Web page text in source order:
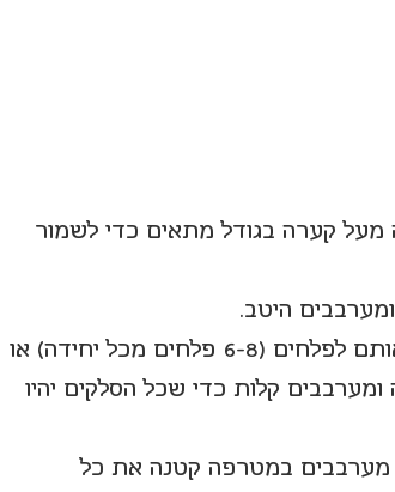
מעל קערה בגודל מתאים כדי לשמור
היטב.
מסירים את הזקנקנים של הסלקים וחותכים אותם לפלחים (6-8 פלחים מכל יחידה) או
קלות כדי שכל הסלקים יהיו
מערבבים במטרפה קטנה את כל